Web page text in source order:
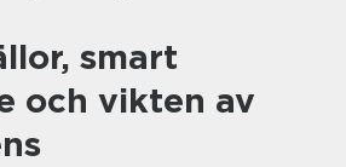
smart
och vikten av